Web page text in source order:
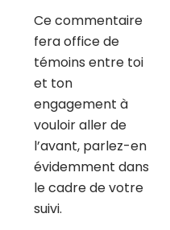
Ce commentaire
fera office de
témoins entre toi
et ton
engagement à
vouloir aller de
l’avant, parlez-en
évidemment dans
le cadre de votre
suivi.